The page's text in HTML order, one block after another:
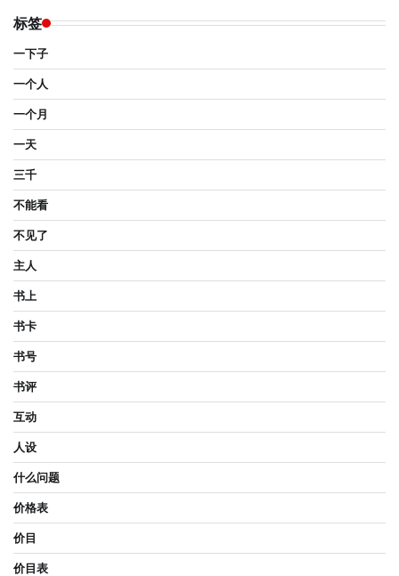
标签
一下子
一个人
一个月
一天
三千
不能看
不见了
主人
书上
书卡
书号
书评
互动
人设
什么问题
价格表
价目
价目表